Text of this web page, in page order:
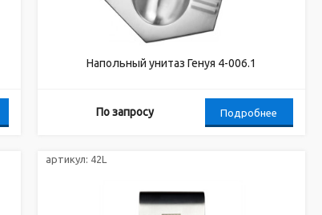
Напольный унитаз Генуя 4-006.1
По запросу Подробнее
артикул: 42L